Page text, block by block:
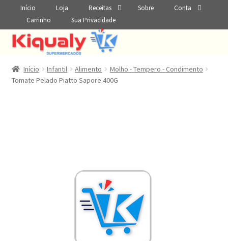
Início Loja Receitas Sobre
Conta
Carrinho
Sua Privacidade
Início Infantil Alimento
Molho - Tempero - Condimento
Tomate Pelado Piatto Sapore 400G